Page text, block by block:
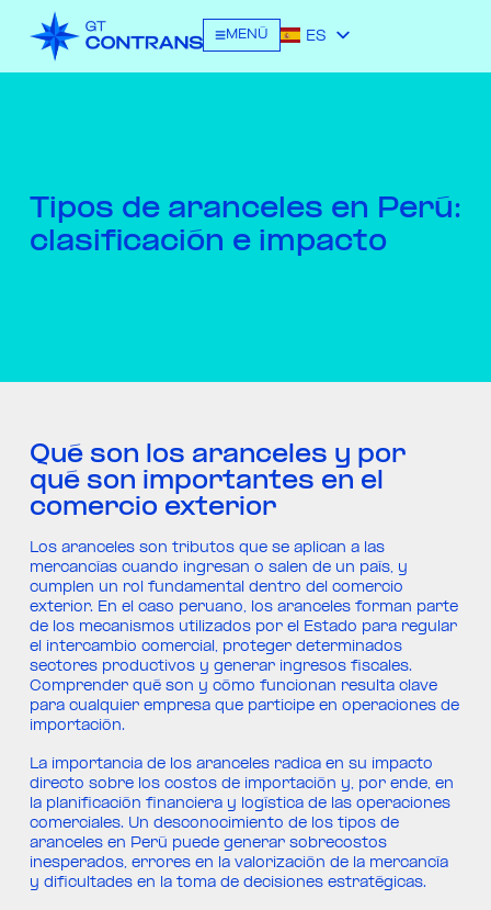
MENÚ
ES
Tipos de aranceles en Perú:
clasificación e impacto
Qué son los aranceles y por
qué son importantes en el
comercio exterior
Los aranceles son tributos que se aplican a las
mercancías cuando ingresan o salen de un país, y
cumplen un rol fundamental dentro del comercio
exterior. En el caso peruano, los aranceles forman parte
de los mecanismos utilizados por el Estado para regular
el intercambio comercial, proteger determinados
sectores productivos y generar ingresos fiscales.
Comprender qué son y cómo funcionan resulta clave
para cualquier empresa que participe en operaciones de
importación.
La importancia de los aranceles radica en su impacto
directo sobre los costos de importación y, por ende, en
la planificación financiera y logística de las operaciones
comerciales. Un desconocimiento de los tipos de
aranceles en Perú puede generar sobrecostos
inesperados, errores en la valorización de la mercancía
y dificultades en la toma de decisiones estratégicas.